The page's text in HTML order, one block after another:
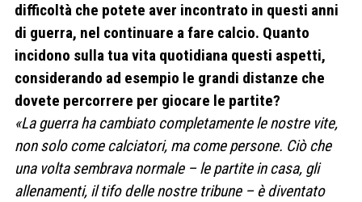
difficoltà che potete aver incontrato in questi anni
di guerra, nel continuare a fare calcio. Quanto
incidono sulla tua vita quotidiana questi aspetti,
considerando ad esempio le grandi distanze che
dovete percorrere per giocare le partite?
«La guerra ha cambiato completamente le nostre vite,
non solo come calciatori, ma come persone. Ciò che
una volta sembrava normale – le partite in casa, gli
allenamenti, il tifo delle nostre tribune – è diventato